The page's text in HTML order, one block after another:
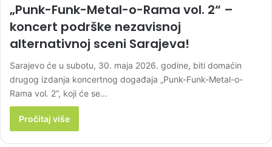
„Punk-Funk-Metal-o-Rama vol. 2“ –
koncert podrške nezavisnoj
alternativnoj sceni Sarajeva!
Sarajevo će u subotu, 30. maja 2026. godine, biti domaćin
drugog izdanja koncertnog događaja „Punk-Funk-Metal-o-
Rama vol. 2“, koji će se…
Pročitaj više